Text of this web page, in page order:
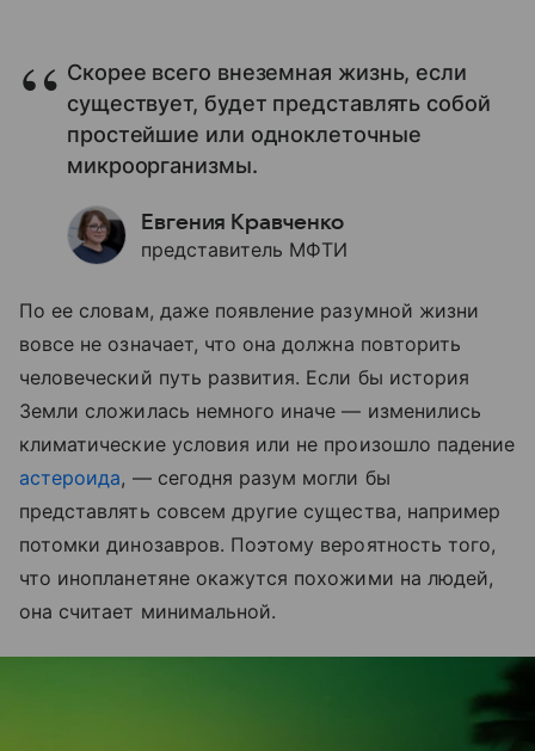
Скорее всего внеземная жизнь, если
существует, будет представлять собой
простейшие или одноклеточные
микроорганизмы.
Евгения Кравченко
представитель МФТИ
По ее словам, даже появление разумной жизни
вовсе не означает, что она должна повторить
человеческий путь развития. Если бы история
Земли сложилась немного иначе — изменились
климатические условия или не произошло падение
астероида, — сегодня разум могли бы
представлять совсем другие существа, например
потомки динозавров. Поэтому вероятность того,
что инопланетяне окажутся похожими на людей,
она считает минимальной.